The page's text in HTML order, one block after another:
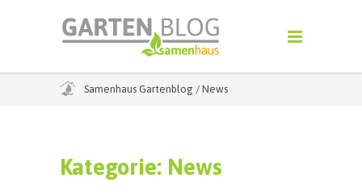
Samenhaus Gartenblog / News
Kategorie: News